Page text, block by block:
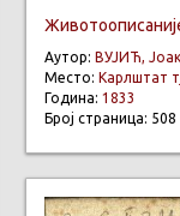
Аутор: ВУЈИЋ,
Место: Карлштат
Година: 1833
Број страница: 508